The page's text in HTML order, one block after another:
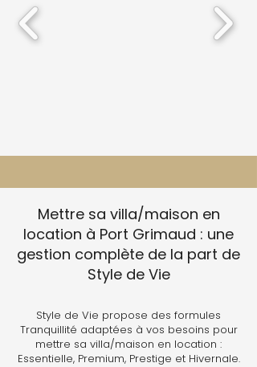
Mettre sa villa/maison en
location à Port Grimaud : une
gestion complète de la part de
Style de Vie
Style de Vie propose des formules
Tranquillité adaptées à vos besoins pour
mettre sa villa/maison en location :
Essentielle, Premium, Prestige et Hivernale.